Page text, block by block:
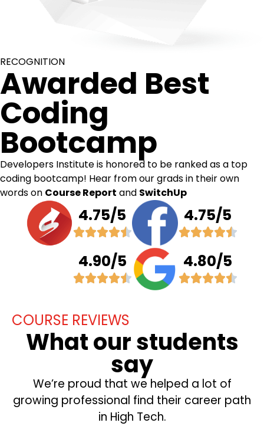
RECOGNITION
Awarded Best
Coding
Bootcamp
Developers Institute is honored to be ranked as a top
coding bootcamp! Hear from our grads in their own
words on Course Report and SwitchUp
4.75/5 4.75/5
4.90/5 4.80/5
COURSE REVIEWS
What our students
say
We’re proud that we helped a lot of
growing professional find their career path
in High Tech.